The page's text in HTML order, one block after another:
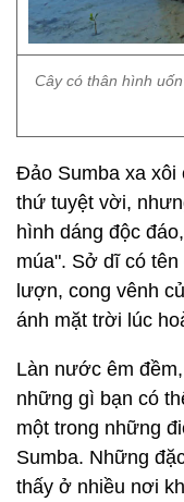
Cây có thân hình
Đảo Sumba xa xôi
thứ tuyệt vời,
hình dáng độc
múa". Sở dĩ có
lượn, cong vênh
ánh mặt trời lúc
Làn nước êm
những gì bạn có
một trong những
Sumba. Những
thấy ở nhiều nơi